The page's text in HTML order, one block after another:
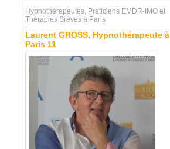
Hypnothérapeutes, Praticiens EMDR-IMO et
Thérapies Brèves à Paris
Laurent GROSS, Hypnothérapeute à
Paris 11